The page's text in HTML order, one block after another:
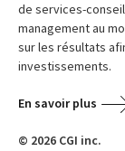
de services-
management au
sur les résultats
investissements.
En savoir plus
© 2026 CGI inc.